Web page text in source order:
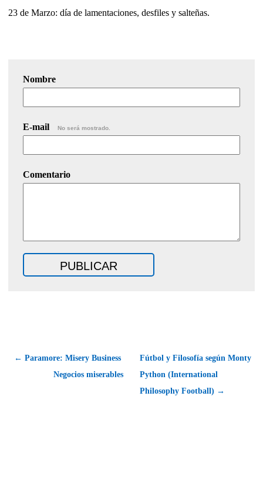
23 de Marzo: día de lamentaciones, desfiles y salteñas.
Nombre
E-mail No será mostrado.
Comentario
← Paramore: Misery Business 
Negocios miserables
Fútbol y Filosofía según Monty
Python (International
Philosophy Football) →